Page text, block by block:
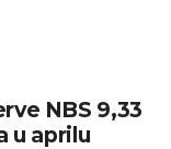
NBS 9,33
u aprilu